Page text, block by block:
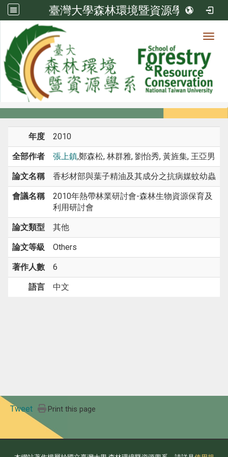
臺灣大學森林環境暨資源學系
系所成員
系所成員
年度 2010
全部作者 張上鎮,鄭森松, 林群雅, 劉怡秀, 黃旌集, 王亞男
論文名稱 香杉材部與葉子精油及其成分之抗病媒蚊幼蟲
會議名稱
2010年熱帶林業研討會-森林生物資源保育及
利用研討會
論文類型 其他
論文等級 Others
著作人數 6
語言 中文
Tweet Print this page